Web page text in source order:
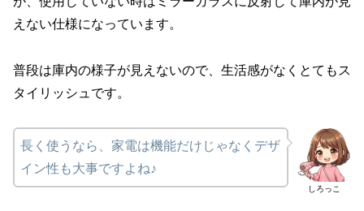
えない仕様になっています。
普段は庫内の様子が見えないので、生活感がなくとてもス
タイリッシュです。
しろっこ
長く使うなら、家電は機能だけじゃなくデザ
イン性も大事ですよね♪